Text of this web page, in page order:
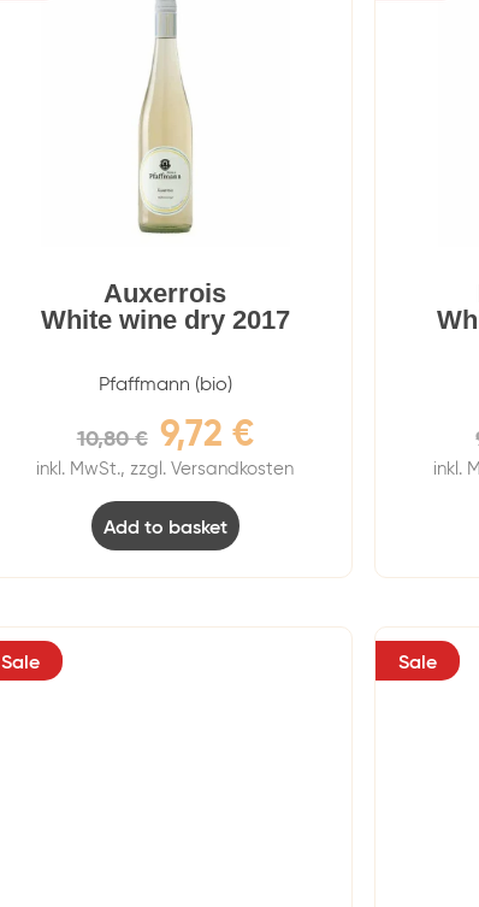
Auxerrois
White wine dry 2017
Pfaffmann (bio)
10,80€ 9,72 €
inkl. MwSt., zzgl. Versandkosten
Add to basket
inkl.
Sale Sale